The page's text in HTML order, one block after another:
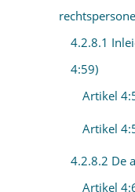
4.2.8.1
4:59)
Artikel
Artikel
4.2.8.2 De
Artikel